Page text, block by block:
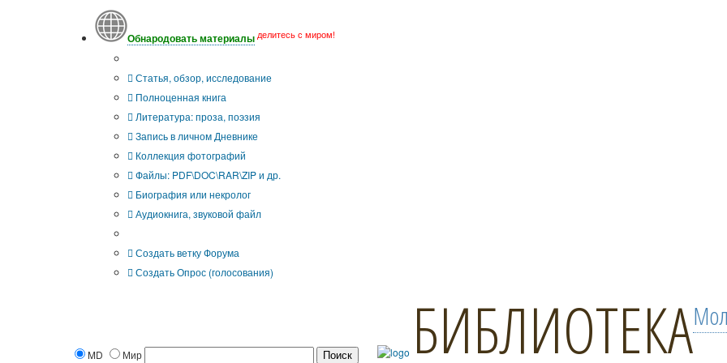
Обнародовать материалы делитесь с миром!
Статья, обзор, исследование
Полноценная книга
Литература: проза, поэзия
Запись в личном Дневнике
Коллекция фотографий
Файлы: PDF\DOC\RAR\ZIP и др.
Биография или некролог
Аудиокнига, звуковой файл
Создать ветку Форума
Создать Опрос (голосования)
MD Мир БИБЛИОТЕКА